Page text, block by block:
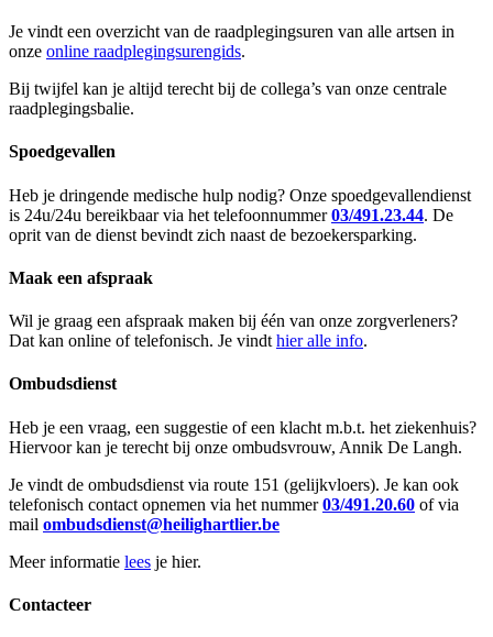
Je vindt een overzicht van de raadplegingsuren van alle artsen in
onze online raadplegingsurengids.
Bij twijfel kan je altijd terecht bij de collega’s van onze centrale
raadplegingsbalie.
Spoedgevallen
Heb je dringende medische hulp nodig? Onze spoedgevallendienst
is 24u/24u bereikbaar via het telefoonnummer03/491.23.44. De
oprit van de dienst bevindt zich naast de bezoekersparking.
Maak een afspraak
Wil je graag een afspraak maken bij één van onze zorgverleners?
Dat kan online of telefonisch. Je vindt hier alle info.
Ombudsdienst
Heb je een vraag, een suggestie of een klacht m.b.t. het ziekenhuis?
Hiervoor kan je terecht bij onze ombudsvrouw, Annik De Langh.
Je vindt de ombudsdienst via route 151 (gelijkvloers). Je kan ook
telefonisch contact opnemen via het nummer03/491.20.60 of via
mail ombudsdienst@heilighartlier.be
Meer informatie lees je hier.
Contacteer